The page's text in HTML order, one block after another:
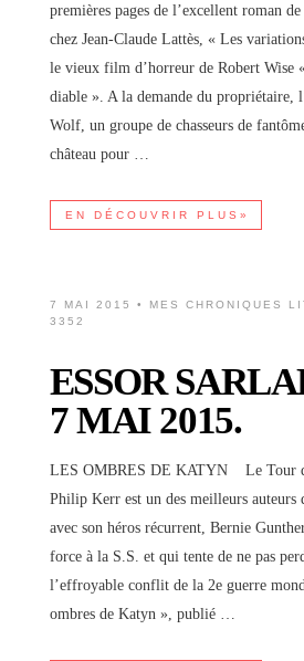
premières pages de l’excellent roman
chez Jean-Claude Lattès, « Les
le vieux film d’horreur de Robert Wise
diable ». A la demande du propriétaire,
Wolf, un groupe de chasseurs de
château pour …
EN DÉCOUVRIR PLUS»
7 MAI 2015 • MES CHRONIQUES
3352
ESSOR
7 MAI 2015.
LES OMBRES DE KATYN Le Tour
Philip Kerr est un des meilleurs auteurs
avec son héros récurrent, Bernie
force à la S.S. et qui tente de ne pas
l’effroyable conflit de la 2e guerre
ombres de Katyn », publié …